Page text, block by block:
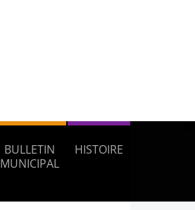
BULLETIN
MUNICIPAL
HISTOIRE